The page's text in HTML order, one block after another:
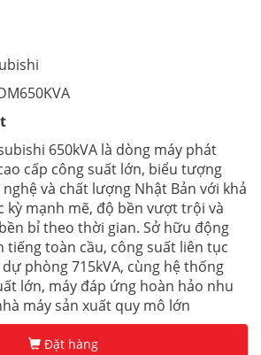
650kVA là dòng máy phát
cấp công suất lớn, biểu tượng
và chất lượng Nhật Bản với khả
kỳ mạnh mẽ, độ bền vượt trội và
bỉ theo thời gian. Sở hữu động
tiếng toàn cầu, công suất liên tục
phòng 715kVA, cùng hệ thống
lớn, máy đáp ứng hoàn hảo nhu
máy sản xuất quy mô lớn
Đặt hàng